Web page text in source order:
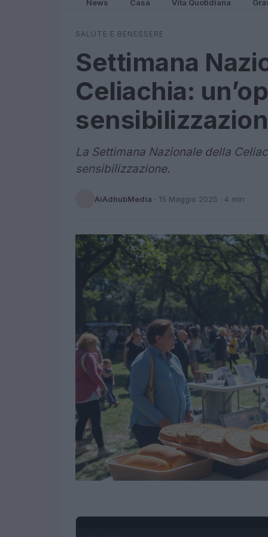
News Casa Vita Quotidiana
SALUTE E BENESSERE
Settimana
Celiachia:
La Settimana Nazionale della
sensibilizzazione.
AiAdhubMedia · 15 Maggio 2025 · 4 min